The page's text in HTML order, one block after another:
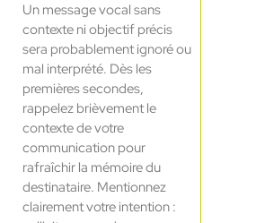
Un message vocal sans
contexte ni objectif précis
sera probablement ignoré ou
mal interprété. Dès les
premières secondes,
rappelez brièvement le
contexte de votre
communication pour
rafraîchir la mémoire du
destinataire. Mentionnez
clairement votre intention :